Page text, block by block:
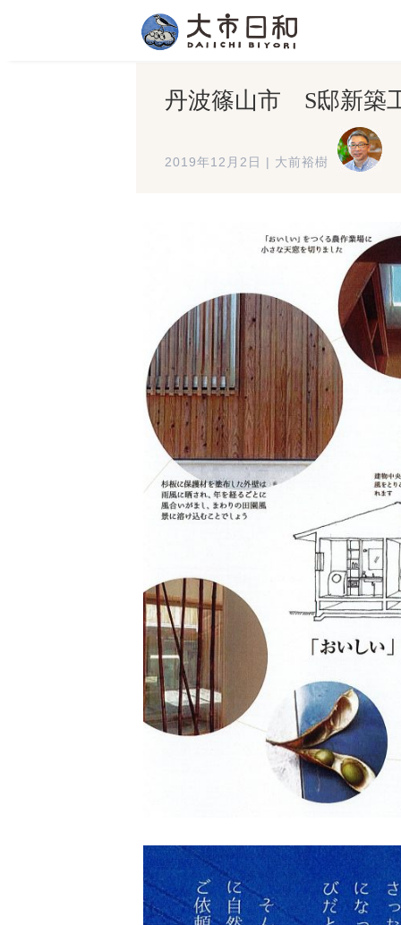
丹波篠山市 S邸新築
2019年12月2日 大前裕樹